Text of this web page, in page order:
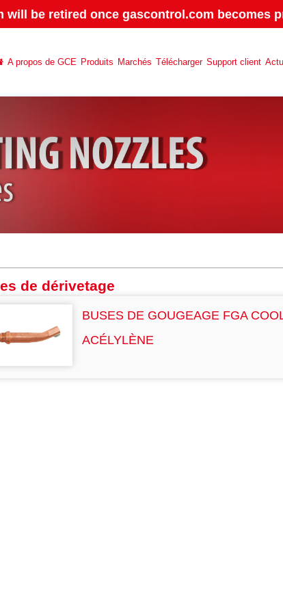
will be retired once gascontrol.com becomes
A propos de GCE Produits Marchés Télécharger Support client
de dérivetage
BUSES DE GOUGEAGE FGA
ACÉLYLÈNE